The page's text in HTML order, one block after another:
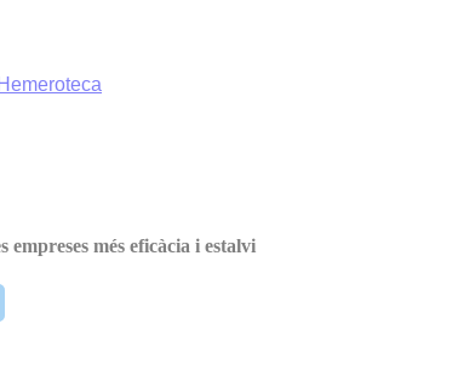
Hemeroteca
més eficàcia i estalvi